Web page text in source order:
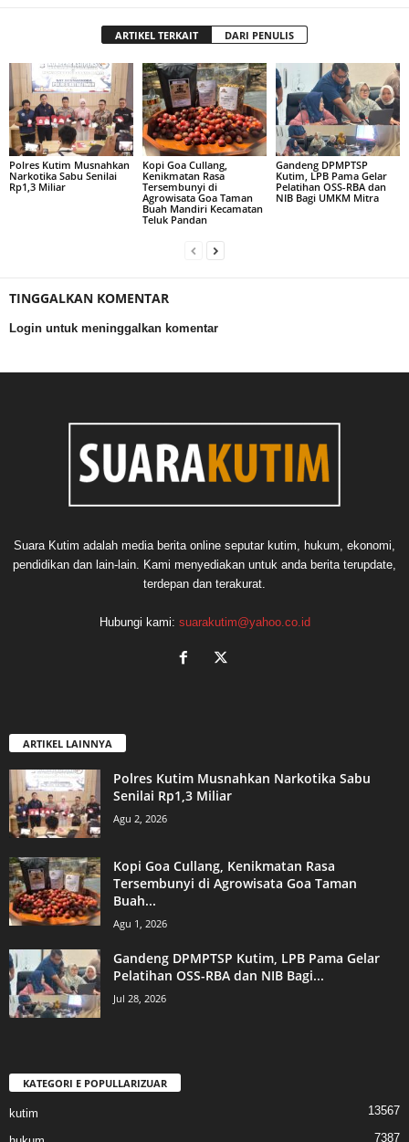
ARTIKEL TERKAIT DARI PENULIS
Polres Kutim Musnahkan
Narkotika Sabu Senilai
Rp1,3 Miliar
Kopi Goa Cullang,
Kenikmatan Rasa
Tersembunyi di
Agrowisata Goa Taman
Buah Mandiri Kecamatan
Teluk Pandan
Gandeng DPMPTSP
Kutim, LPB Pama Gelar
Pelatihan OSS-RBA dan
NIB Bagi UMKM Mitra
TINGGALKAN KOMENTAR
Login untuk meninggalkan komentar
Suara Kutim adalah media berita online seputar kutim, hukum, ekonomi,
pendidikan dan lain-lain. Kami menyediakan untuk anda berita terupdate,
terdepan dan terakurat.
Hubungi kami: suarakutim@yahoo.co.id
ARTIKEL LAINNYA
Polres Kutim Musnahkan Narkotika Sabu
Senilai Rp1,3 Miliar
Agu 2, 2026
Kopi Goa Cullang, Kenikmatan Rasa
Tersembunyi di Agrowisata Goa Taman
Buah...
Agu 1, 2026
Gandeng DPMPTSP Kutim, LPB Pama Gelar
Pelatihan OSS-RBA dan NIB Bagi...
Jul 28, 2026
KATEGORI E POPULLARIZUAR
kutim 13567
7387